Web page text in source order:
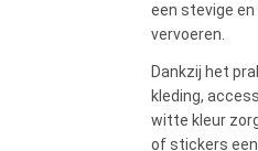
een stevige
vervoeren.
Dankzij het
kleding,
witte kleur
of stickers